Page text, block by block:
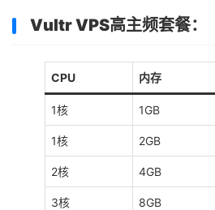
Vultr VPS高主频套餐：
CPU 内存
1核 1GB
1核 2GB
2核 4GB
3核 8GB